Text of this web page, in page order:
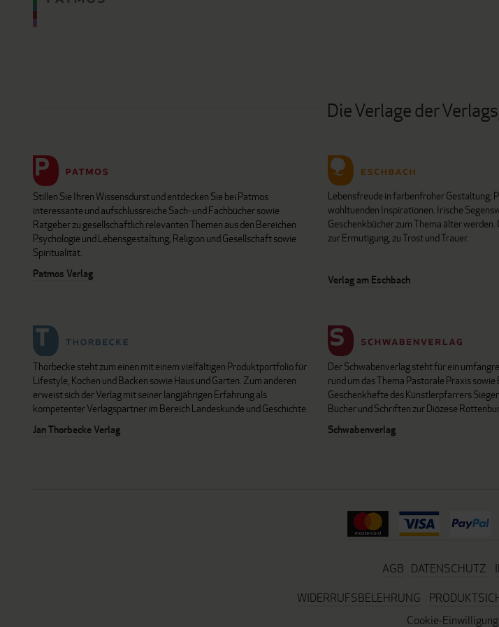
Die Verlage der
Stillen Sie Ihren Wissensdurst und entdecken Sie bei Patmos
interessante und aufschlussreiche Sach- und Fachbücher sowie
Ratgeber zu gesellschaftlich relevanten Themen aus den Bereichen
Psychologie und Lebensgestaltung, Religion und Gesellschaft sowie
Spiritualität.
Patmos Verlag
Lebensfreude in farbenfroher Gestaltung:
wohltuenden Inspirationen. Irische
Geschenkbücher zum Thema älter
zur Ermutigung, zu Trost und Trauer.
Verlag am Eschbach
Thorbecke steht zum einen mit einem vielfältigen Produktportfolio für
Lifestyle, Kochen und Backen sowie Haus und Garten. Zum anderen
erweist sich der Verlag mit seiner langjährigen Erfahrung als
kompetenter Verlagspartner im Bereich Landeskunde und Geschichte.
Jan Thorbecke Verlag
Der Schwabenverlag steht für ein
rund um das Thema Pastorale Praxis sowie
Geschenkhefte des Künstlerpfarrers
Bücher und Schriften zur Diözese
Schwabenverlag
AGB DATENSCHUTZ
WIDERRUFSBELEHRUNG
Cookie-